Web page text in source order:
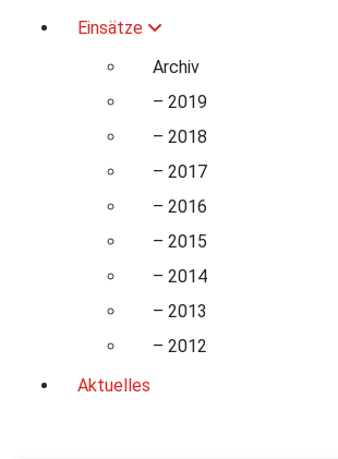
Einsätze
Archiv
– 2019
– 2018
– 2017
– 2016
– 2015
– 2014
– 2013
– 2012
Aktuelles